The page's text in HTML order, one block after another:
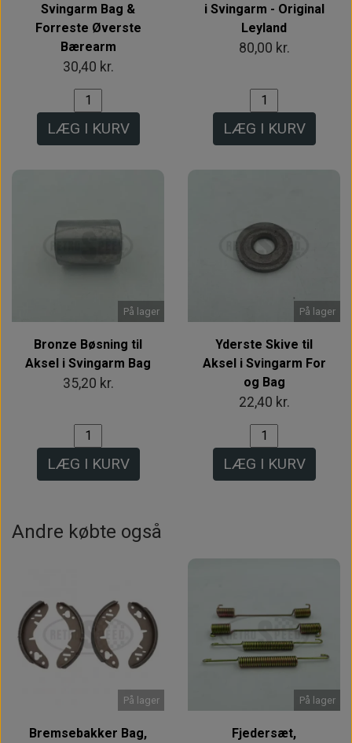
Svingarm Bag &
Forreste Øverste
Bærearm
30,40 kr.
LÆG I KURV
i Svingarm - Original
Leyland
80,00 kr.
LÆG I KURV
På lager
Bronze Bøsning til
Aksel i Svingarm Bag
35,20 kr.
LÆG I KURV
På lager
Yderste Skive til
Aksel i Svingarm For
og Bag
22,40 kr.
LÆG I KURV
Andre købte også
På lager
Bremsebakker Bag,
På lager
Fjedersæt,